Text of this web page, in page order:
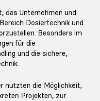
das Unternehmen und
Dosiertechnik und
Besonders im
für die
und die sichere,
.
nutzten die Möglichkeit,
Projekten, zur